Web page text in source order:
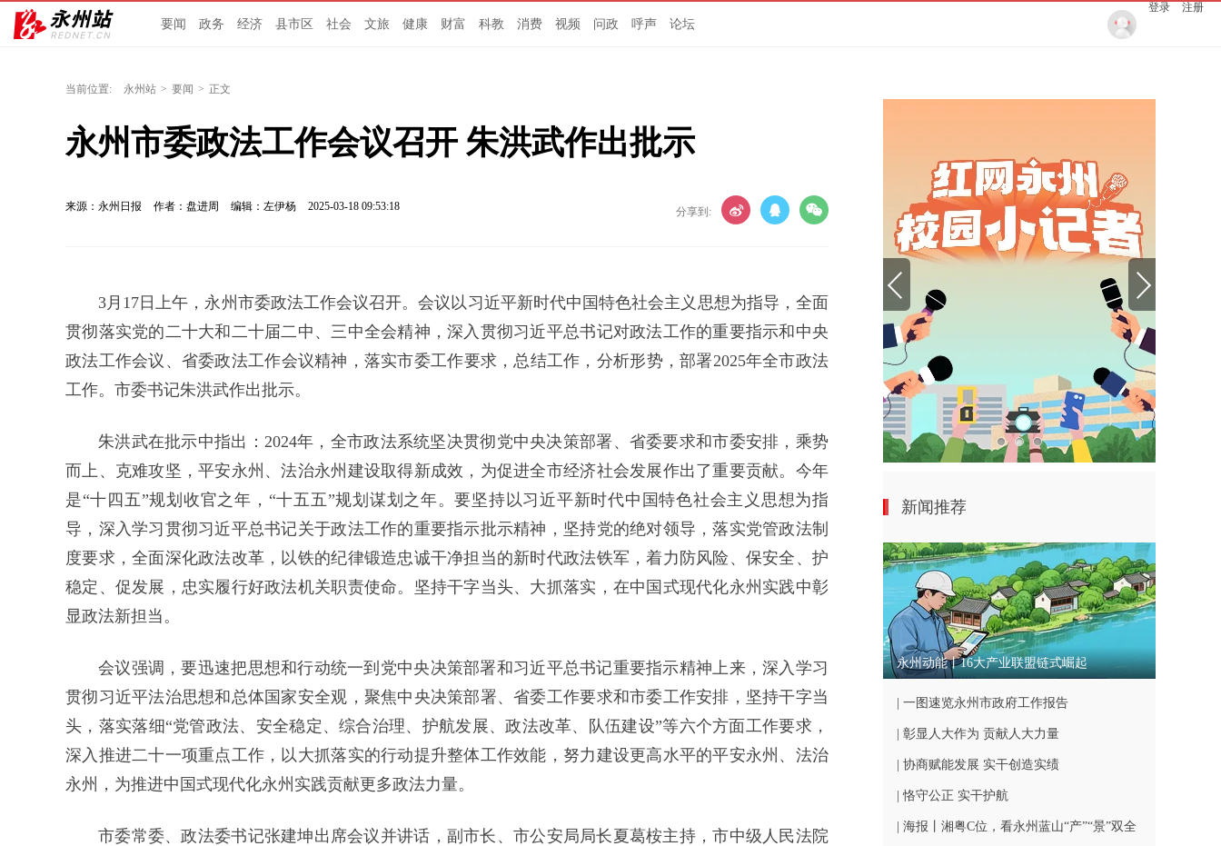
要闻 政务 经济 县市区 社会 文旅 健康 财富 科教 消费 视频 问政 呼声 论坛
登录 注册
当前位置: 永州站 > 要闻 > 正文
永州市委政法工作会议召开 朱洪武作出批示
来源：永州日报 作者：盘进周 编辑：左伊杨 2025-03-18 09:53:18 分享到:
3月17日上午，永州市委政法工作会议召开。会议以习近平新时代中国特色社会主义思想为指导，全面
贯彻落实党的二十大和二十届二中、三中全会精神，深入贯彻习近平总书记对政法工作的重要指示和中央
政法工作会议、省委政法工作会议精神，落实市委工作要求，总结工作，分析形势，部署2025年全市政法
工作。市委书记朱洪武作出批示。
朱洪武在批示中指出：2024年，全市政法系统坚决贯彻党中央决策部署、省委要求和市委安排，乘势
而上、克难攻坚，平安永州、法治永州建设取得新成效，为促进全市经济社会发展作出了重要贡献。今年
是“十四五”规划收官之年，“十五五”规划谋划之年。要坚持以习近平新时代中国特色社会主义思想为指
导，深入学习贯彻习近平总书记关于政法工作的重要指示批示精神，坚持党的绝对领导，落实党管政法制
度要求，全面深化政法改革，以铁的纪律锻造忠诚干净担当的新时代政法铁军，着力防风险、保安全、护
稳定、促发展，忠实履行好政法机关职责使命。坚持干字当头、大抓落实，在中国式现代化永州实践中彰
显政法新担当。
会议强调，要迅速把思想和行动统一到党中央决策部署和习近平总书记重要指示精神上来，深入学习
贯彻习近平法治思想和总体国家安全观，聚焦中央决策部署、省委工作要求和市委工作安排，坚持干字当
头，落实落细“党管政法、安全稳定、综合治理、护航发展、政法改革、队伍建设”等六个方面工作要求，
深入推进二十一项重点工作，以大抓落实的行动提升整体工作效能，努力建设更高水平的平安永州、法治
永州，为推进中国式现代化永州实践贡献更多政法力量。
市委常委、政法委书记张建坤出席会议并讲话，副市长、市公安局局长夏葛桉主持，市中级人民法院
新闻推荐
永州动能丨16大产业联盟链式崛起
| 一图速览永州市政府工作报告
| 彰显人大作为 贡献人大力量
| 协商赋能发展 实干创造实绩
| 恪守公正 实干护航
| 海报丨湘粤C位，看永州蓝山“产”“景”双全